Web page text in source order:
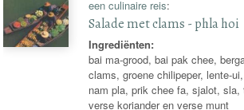
een culinaire reis:
Salade met clams - phla hoi
Ingrediënten:
bai ma-grood, bai pak chee,
clams, groene chilipeper, lente-
nam pla, prik chee fa, sjalot,
verse koriander en verse munt